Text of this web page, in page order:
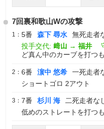
7回裏和歌山Wの攻撃
1： 5番 森下 尋水
無死走者
投手交代: 﨑山 → 福井
ど真ん中のカーブを打つ
2： 6番 濵中 悠希
一死走者
ショートゴロ 2アウト
3： 7番 杉川 海
二死走者な
低めのストレートを打つ